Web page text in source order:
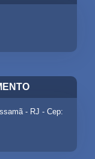
- RJ - Cep: